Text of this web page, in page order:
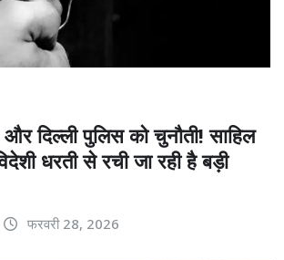
और दिल्ली पुलिस को चुनौती! साहिल
धरती से रची जा रही है बड़ी
फरवरी 28, 2026